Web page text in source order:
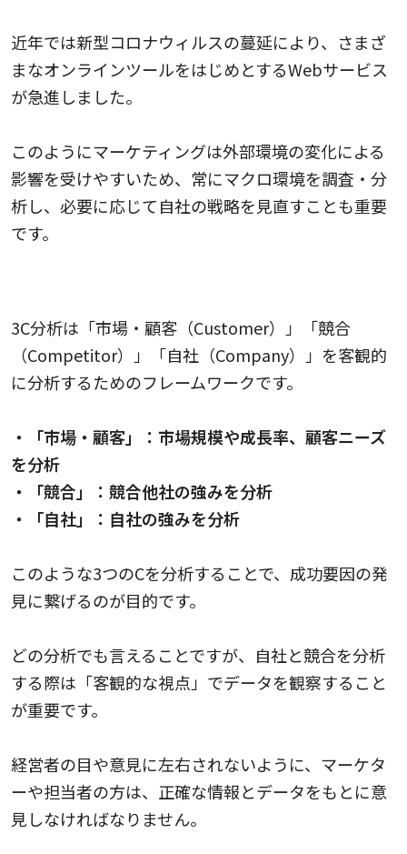
近年では新型コロナウィルスの蔓延により、さまざ
まなオンラインツールをはじめとするWebサービス
が急進しました。
このようにマーケティングは外部環境の変化による
影響を受けやすいため、常にマクロ環境を調査・分
析し、必要に応じて自社の戦略を見直すことも重要
です。
3C分析は「市場・顧客（Customer）」「競合
（Competitor）」「自社（Company）」を客観的
に分析するためのフレームワークです。
・「市場・顧客」：市場規模や成長率、顧客ニーズ
を分析
・「競合」：競合他社の強みを分析
・「自社」：自社の強みを分析
このような3つのCを分析することで、成功要因の発
見に繋げるのが目的です。
どの分析でも言えることですが、自社と競合を分析
する際は「客観的な視点」でデータを観察すること
が重要です。
経営者の目や意見に左右されないように、マーケタ
ーや担当者の方は、正確な情報とデータをもとに意
見しなければなりません。